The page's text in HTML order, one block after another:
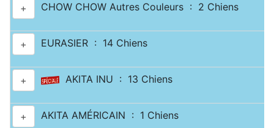
+ CHOW CHOW Autres Couleurs : 2 Chiens
+ EURASIER : 14 Chiens
+ AKITA INU : 13 Chiens
+ AKITA AMÉRICAIN : 1 Chiens